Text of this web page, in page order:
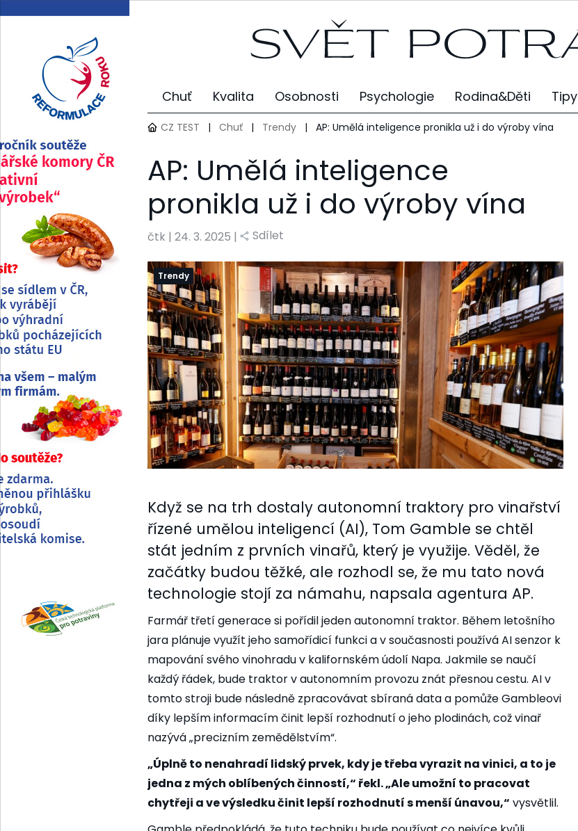
Chuť Kvalita Osobnosti Psychologie Rodina&Děti Tipy
CZ TEST | Chuť | Trendy | AP: Umělá inteligence pronikla už i do výroby vína
AP: Umělá inteligence
pronikla už i do výroby vína
čtk | 24. 3. 2025 | Sdílet
Trendy
Když se na trh dostaly autonomní traktory pro vinařství
řízené umělou inteligencí (AI), Tom Gamble se chtěl
stát jedním z prvních vinařů, který je využije. Věděl, že
začátky budou těžké, ale rozhodl se, že mu tato nová
technologie stojí za námahu, napsala agentura AP.
Farmář třetí generace si pořídil jeden autonomní traktor. Během letošního
jara plánuje využít jeho samořídicí funkci a v současnosti používá AI senzor k
mapování svého vinohradu v kalifornském údolí Napa. Jakmile se naučí
každý řádek, bude traktor v autonomním provozu znát přesnou cestu. AI v
tomto stroji bude následně zpracovávat sbíraná data a pomůže Gambleovi
díky lepším informacím činit lepší rozhodnutí o jeho plodinách, což vinař
nazývá „precizním zemědělstvím“.
„Úplně to nenahradí lidský prvek, kdy je třeba vyrazit na vinici, a to je
jedna z mých oblíbených činností,“ řekl. „Ale umožní to pracovat
chytřeji a ve výsledku činit lepší rozhodnutí s menší únavou,“ vysvětlil.